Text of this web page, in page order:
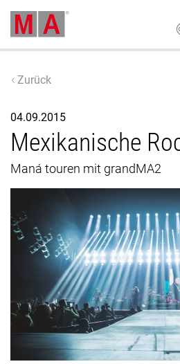
Zurück
04.09.2015
Mexikanische
Maná touren mit grandMA2